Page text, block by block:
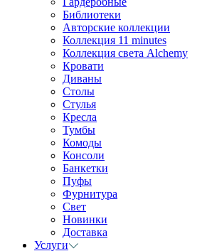
Библиотеки
Авторские коллекции
Коллекция 11 minutes
Коллекция света Alchemy
Кровати
Диваны
Столы
Стулья
Кресла
Тумбы
Комоды
Консоли
Банкетки
Пуфы
Фурнитура
Свет
Новинки
Доставка
Услуги